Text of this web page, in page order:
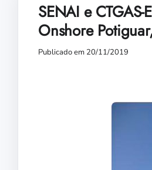
SENAI e
Onshore
Publicado em 20/11/2019